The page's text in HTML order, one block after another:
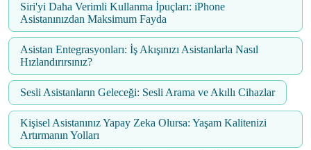
Siri'yi Daha Verimli Kullanma İpuçları: iPhone
Asistanınızdan Maksimum Fayda
Asistan Entegrasyonları: İş Akışınızı Asistanlarla Nasıl
Hızlandırırsınız?
Sesli Asistanların Geleceği: Sesli Arama ve Akıllı Cihazlar
Kişisel Asistanınız Yapay Zeka Olursa: Yaşam Kalitenizi
Artırmanın Yolları